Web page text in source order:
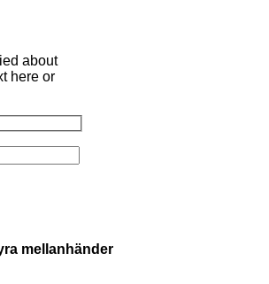
about
here or
mellanhänder